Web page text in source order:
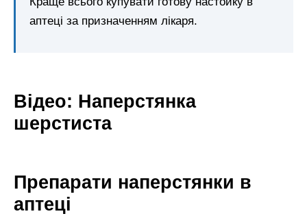
аптеці за призначенням лікаря.
Відео: Наперстянка
шерстиста
Препарати наперстянки в
аптеці